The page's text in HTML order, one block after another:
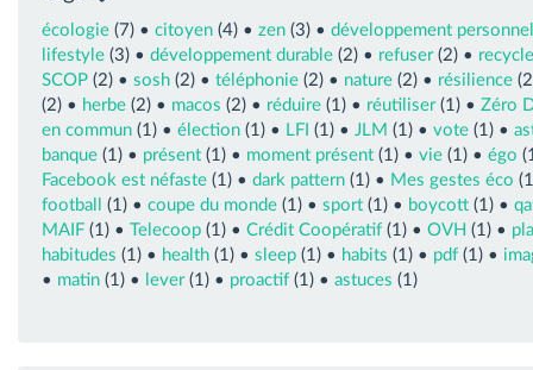
écologie (7) • citoyen (4) • zen (3) • développement personnel
lifestyle (3) • développement durable (2) • refuser(2) •
SCOP (2) • sosh (2) • téléphonie (2) • nature (2) • résilience
(2) • herbe (2) • macos (2) • réduire (1) • réutiliser(1) • Zéro
en commun (1) • élection (1) • LFI (1) • JLM (1) • vote (1) •
banque (1) • présent (1) • moment présent (1) • vie (1) • égo
Facebook est néfaste (1) • dark pattern (1) • Mes gestes éco
football
(1) • coupe du monde (1) • sport (1) • boycott (1) •
MAIF (1) • Telecoop (1) • Crédit Coopératif (1) • OVH (1) •
habitudes (1) • health (1) • sleep (1) • habits (1) • pdf (1) •
• matin (1) • lever(1) • proactif (1) • astuces (1)